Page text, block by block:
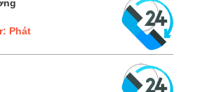
Phát